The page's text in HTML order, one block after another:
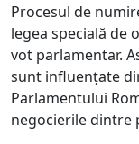
Procesul de
legea specială de
vot parlamentar.
sunt influențate
Parlamentului
negocierile dintre